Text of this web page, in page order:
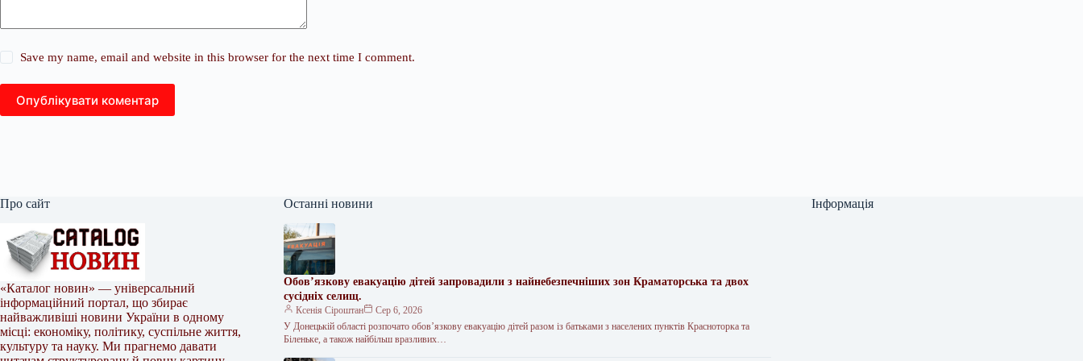
Save my name, email and website in this browser for the next time I comment.
Опублікувати коментар
Про сайт
«Каталог новин» — універсальний
інформаційний портал, що збирає
найважливіші новини України в одному
місці: економіку, політику, суспільне життя,
культуру та науку. Ми прагнемо давати
Останні новини
Обов’язкову евакуацію дітей запровадили з найнебезпечніших зон Краматорська та двох
сусідніх селищ.
Ксенія Сіроштан
Сер 6, 2026
У Донецькій області розпочато обов’язкову евакуацію дітей разом із батьками з населених пунктів Красноторка та
Біленьке, а також найбільш вразливих…
Інформація